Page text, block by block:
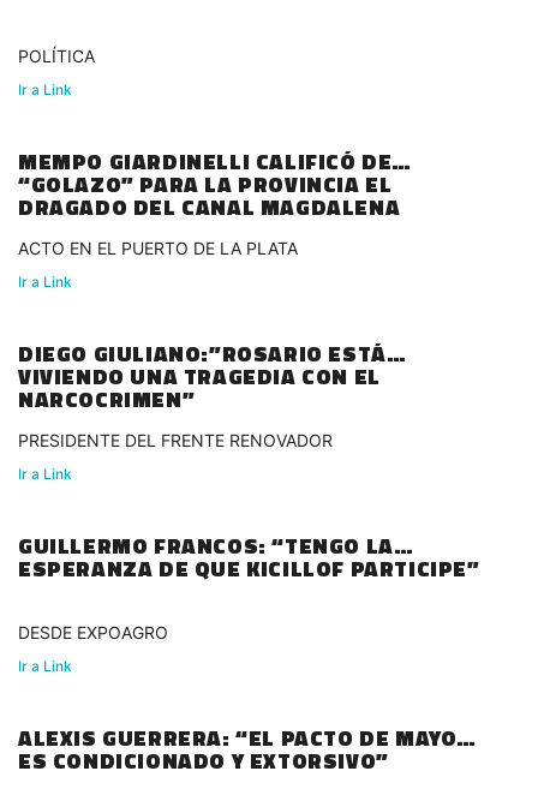
POLÍTICA
Ir a Link
MEMPO GIARDINELLI CALIFICÓ DE
“GOLAZO” PARA LA PROVINCIA EL
DRAGADO DEL CANAL MAGDALENA
ACTO EN EL PUERTO DE LA PLATA
Ir a Link
DIEGO GIULIANO:”ROSARIO ESTÁ
VIVIENDO UNA TRAGEDIA CON EL
NARCOCRIMEN”
PRESIDENTE DEL FRENTE RENOVADOR
Ir a Link
GUILLERMO FRANCOS: “TENGO LA
ESPERANZA DE QUE KICILLOF PARTICIPE”
DESDE EXPOAGRO
Ir a Link
ALEXIS GUERRERA: “EL PACTO DE MAYO
ES CONDICIONADO Y EXTORSIVO”